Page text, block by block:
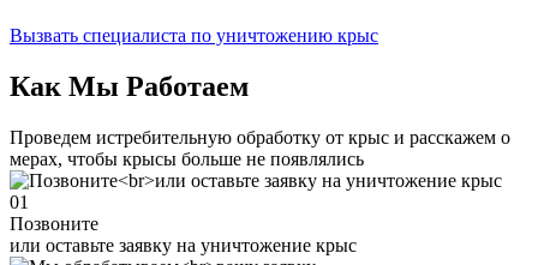
Вызвать специалиста по уничтожению крыс
Как Мы Работаем
Проведем истребительную обработку от крыс и расскажем о
мерах, чтобы крысы больше не появлялись
01
Позвоните
или оставьте заявку на уничтожение крыс